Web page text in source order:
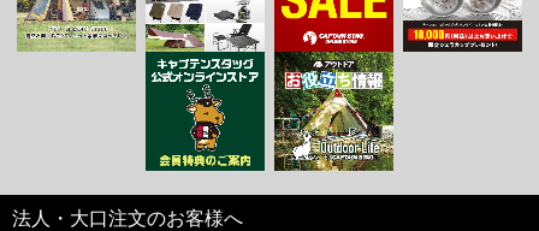
法人・大口注文のお客様へ